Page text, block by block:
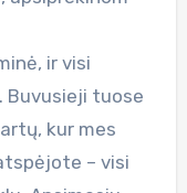
ir visi
Buvusieji tuose
kur mes
– visi